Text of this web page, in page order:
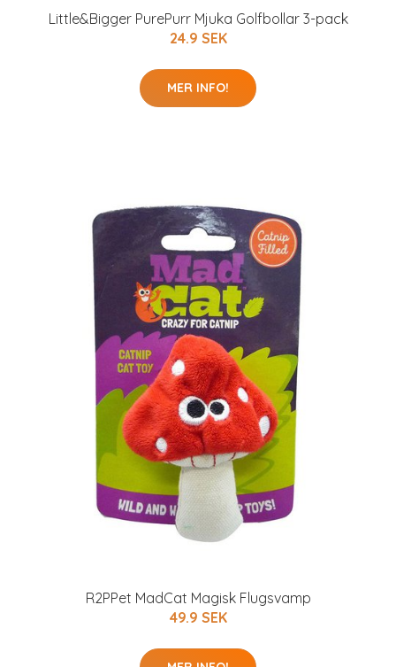
Little&Bigger PurePurr Mjuka Golfbollar 3-pack
24.9 SEK
MER INFO!
R2PPet MadCat Magisk Flugsvamp
49.9 SEK